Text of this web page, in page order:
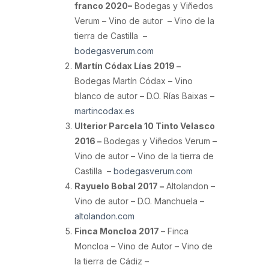
franco 2020– Bodegas y Viñedos
Verum – Vino de autor – Vino de la
tierra de Castilla –
bodegasverum.com
Martín Códax Lías 2019 –
Bodegas Martín Códax – Vino
blanco de autor – D.O. Rías Baixas –
martincodax.es
Ulterior Parcela 10 Tinto Velasco
2016 – Bodegas y Viñedos Verum –
Vino de autor – Vino de la tierra de
Castilla – bodegasverum.com
Rayuelo Bobal 2017 – Altolandon –
Vino de autor – D.O. Manchuela –
altolandon.com
Finca Moncloa 2017 – Finca
Moncloa – Vino de Autor – Vino de
la tierra de Cádiz –